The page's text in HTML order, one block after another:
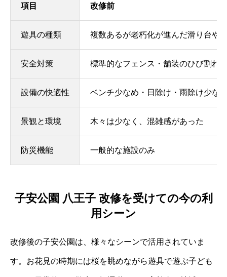
項目 改修前
遊具の種類 複数あるが老朽化が進んだ滑り台や
安全対策 標準的なフェンス・舗装のひび割れ
設備の快適性 ベンチ少なめ・日除け・雨除け少な
景観と環境 木々は少なく、混雑感があった
防災機能 一般的な施設のみ
子安公園 八王子 改修を受けての今の利
用シーン
改修後の子安公園は、様々なシーンで活用されていま
す。お花見の時期には桜を眺めながら遊具で遊ぶ子ども